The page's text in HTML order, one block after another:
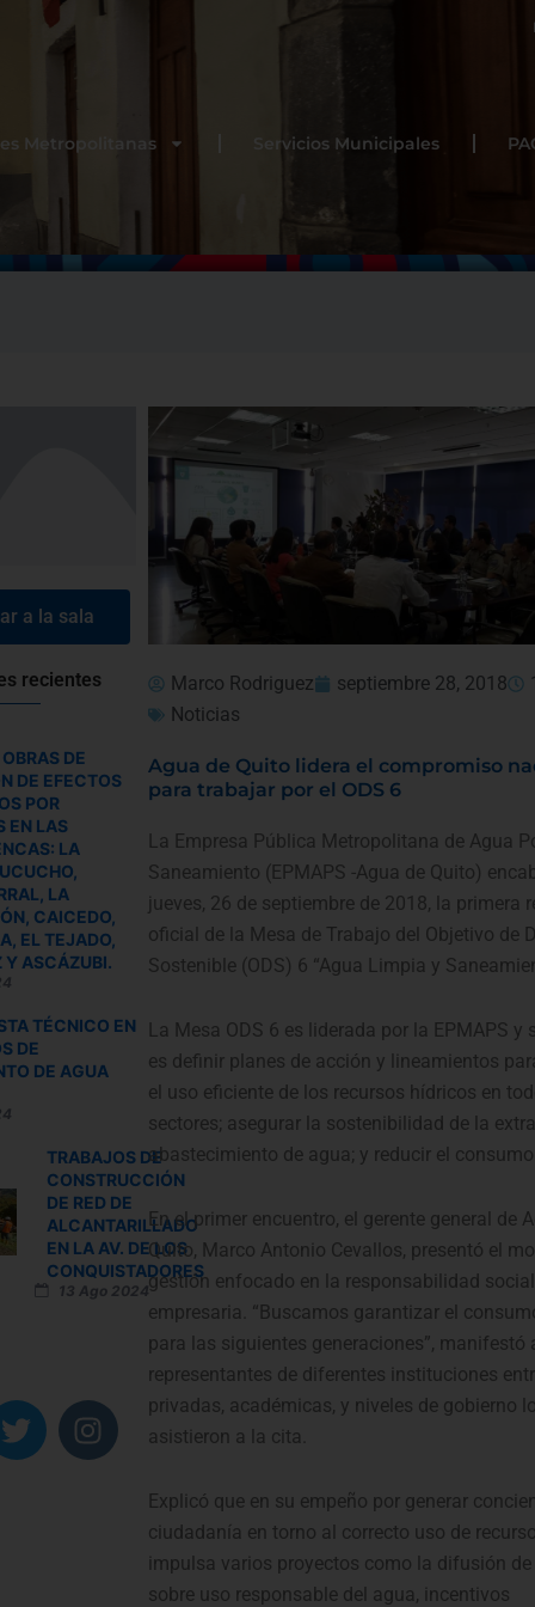
Metropolitanas Servicios Municipales
a la sala
recientes
DE
DE EFECTOS
POR
EN LAS
LA
LA
CAICEDO,
EL TEJADO,
Y ASCÁZUBI.
TÉCNICO EN
DE
DE AGUA
TRABAJOS DE
CONSTRUCCIÓN
DE RED DE
ALCANTARILLADO
EN LA AV. DE LOS
CONQUISTADORES
13 Ago 2024
T
w
I
n
Marco Rodriguez septiembre 28, 2018
Noticias
Agua de Quito lidera el compromiso
para trabajar por el ODS 6
La Empresa Pública Metropolitana de Agua
Saneamiento (EPMAPS -Agua de Quito)
jueves, 26 de septiembre de 2018, la primera
oficial de la Mesa de Trabajo del Objetivo de
Sostenible (ODS) 6 “Agua Limpia y
La Mesa ODS 6 es liderada por la EPMAPS y
es definir planes de acción y lineamientos
el uso eficiente de los recursos hídricos en
sectores; asegurar la sostenibilidad de la
abastecimiento de agua; y reducir el consumo.
En el primer encuentro, el gerente general de
Quito, Marco Antonio Cevallos, presentó el
gestión enfocado en la responsabilidad social
empresaria. “Buscamos garantizar el
para las siguientes generaciones”, manifestó
representantes de diferentes instituciones
privadas, académicas, y niveles de gobierno
asistieron a la cita.
Explicó que en su empeño por generar
ciudadanía en torno al correcto uso de
impulsa varios proyectos como la difusión
sobre uso responsable del agua, incentivos